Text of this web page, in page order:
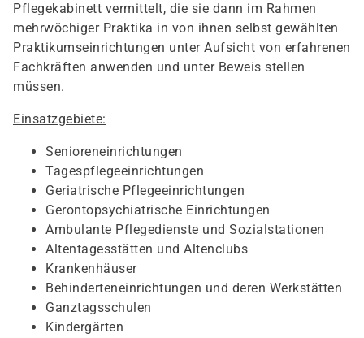
Pflegekabinett vermittelt, die sie dann im Rahmen
mehrwöchiger Praktika in von ihnen selbst gewählten
Praktikumseinrichtungen unter Aufsicht von erfahrenen
Fachkräften anwenden und unter Beweis stellen
müssen.
Einsatzgebiete:
Senioreneinrichtungen
Tagespflegeeinrichtungen
Geriatrische Pflegeeinrichtungen
Gerontopsychiatrische Einrichtungen
Ambulante Pflegedienste und Sozialstationen
Altentagesstätten und Altenclubs
Krankenhäuser
Behinderteneinrichtungen und deren Werkstätten
Ganztagsschulen
Kindergärten